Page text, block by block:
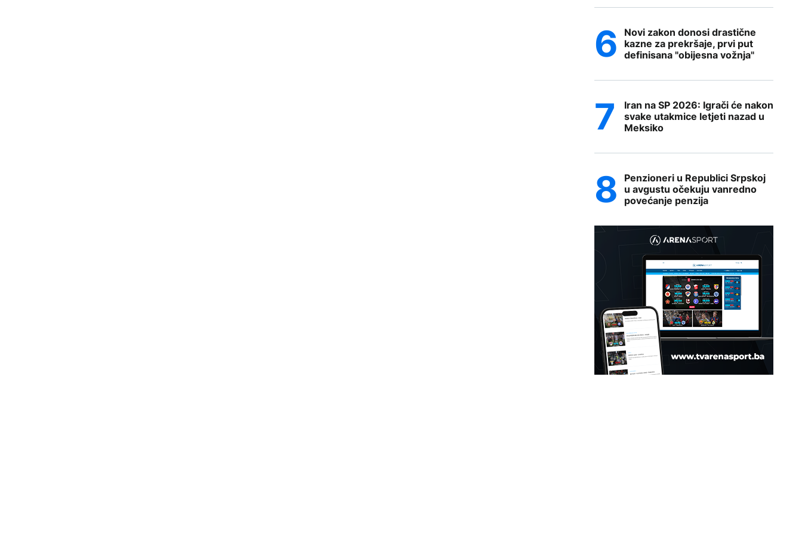
Novi zakon donosi drastične
kazne za prekršaje, prvi put
definisana "obijesna vožnja"
Iran na SP 2026: Igrači će nakon
svake utakmice letjeti nazad u
Meksiko
Penzioneri u Republici Srpskoj
u avgustu očekuju vanredno
povećanje penzija